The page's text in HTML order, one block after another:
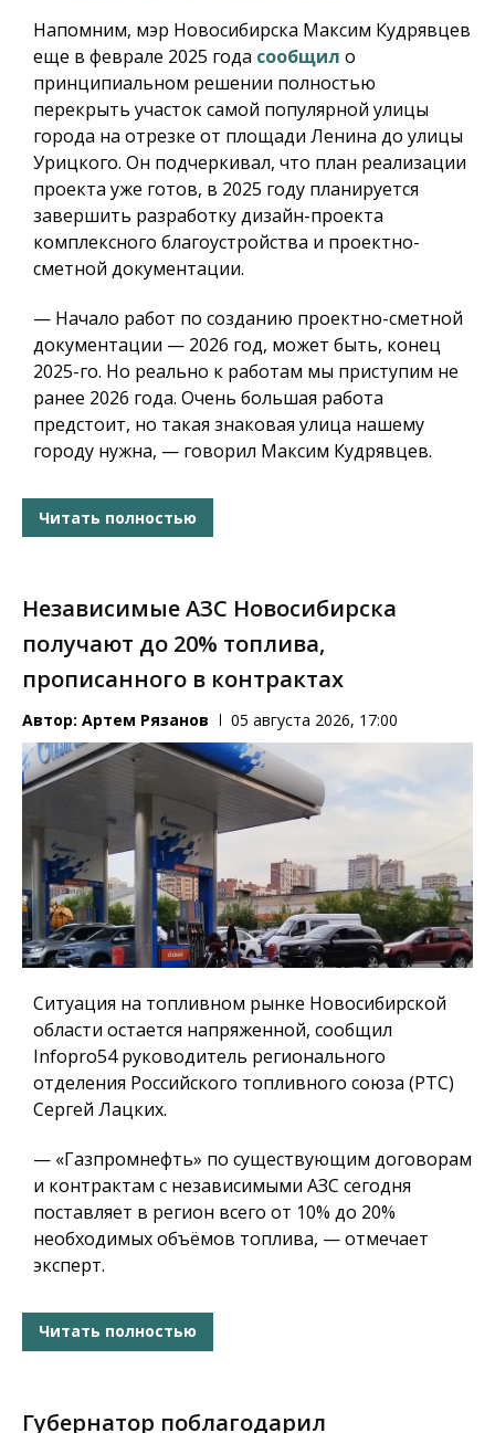
Напомним, мэр Новосибирска Максим Кудрявцев
еще в феврале 2025 года сообщил о
принципиальном решении полностью
перекрыть участок самой популярной улицы
города на отрезке от площади Ленина до улицы
Урицкого. Он подчеркивал, что план реализации
проекта уже готов, в 2025 году планируется
завершить разработку дизайн-проекта
комплексного благоустройства и проектно-
сметной документации.
— Начало работ по созданию проектно-сметной
документации — 2026 год, может быть, конец
2025-го. Но реально к работам мы приступим не
ранее 2026 года. Очень большая работа
предстоит, но такая знаковая улица нашему
городу нужна, — говорил Максим Кудрявцев.
Читать полностью
Независимые АЗС Новосибирска
получают до 20% топлива,
прописанного в контрактах
Автор: Артем Рязанов 05 августа 2026, 17:00
Ситуация на топливном рынке Новосибирской
области остается напряженной, сообщил
Infopro54 руководитель регионального
отделения Российского топливного союза (РТС)
Сергей Лацких.
— «Газпромнефть» по существующим договорам
и контрактам с независимыми АЗС сегодня
поставляет в регион всего от 10% до 20%
необходимых объёмов топлива, — отмечает
эксперт.
Читать полностью
Губернатор поблагодарил